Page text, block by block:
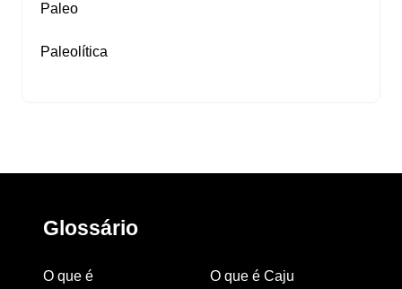
Paleo
Paleolítica
Glossário
O que é
O que é Caju